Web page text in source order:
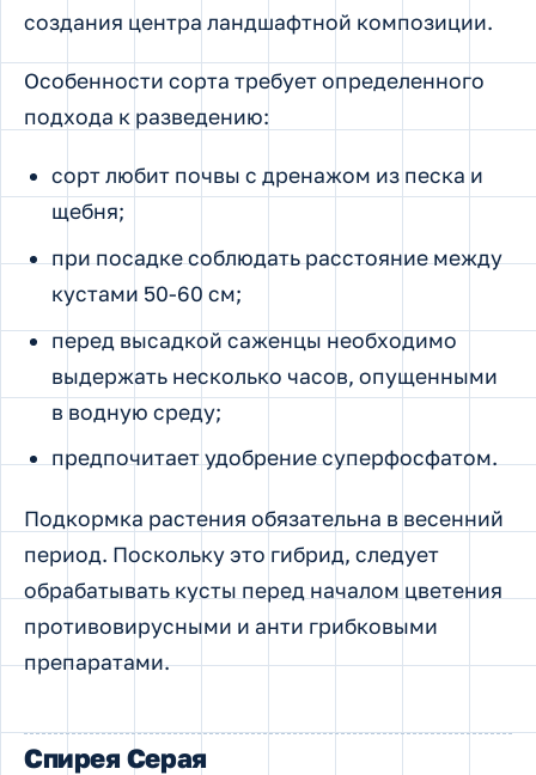
создания центра ландшафтной композиции.
Особенности сорта требует определенного
подхода к разведению:
сорт любит почвы с дренажом из песка и
щебня;
при посадке соблюдать расстояние между
кустами 50-60 см;
перед высадкой саженцы необходимо
выдержать несколько часов, опущенными
в водную среду;
предпочитает удобрение суперфосфатом.
Подкормка растения обязательна в весенний
период. Поскольку это гибрид, следует
обрабатывать кусты перед началом цветения
противовирусными и анти грибковыми
препаратами.
Спирея Серая